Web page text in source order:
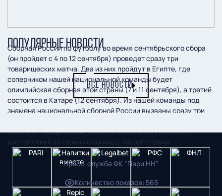
Сборная России по футболу во время сентябрьского сбора
(он пройдет с 4 по 12 сентября) проведет сразу три
товарищеских матча. Два из них пройдут в Египте, где
соперником нашей национальной команды будет
олимпийская сборная этой страны (7 и 11 сентября), а третий
состоится в Катаре (12 сентября). Из нашей команды под
знамена национальной сборной России вызваны сразу три
Севикян. Поздравляем парней и желаем им успешных
выступлений за главную команду нашей страны.
Пресс-служба ФК "Пари НН"
Количество показов: 565
ПОПУЛЯРНЫЕ НОВОСТИ
ВСЕ НОВОСТИ